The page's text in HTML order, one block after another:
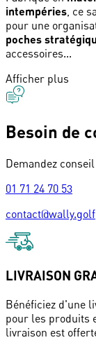
intempéries, ce
pour une
poches
accessoires...
Afficher plus
Besoin de
Demandez
01 71 24 70 53
contact@wally.golf
LIVRAISON
Bénéficiez d'une
pour les produits
livraison est